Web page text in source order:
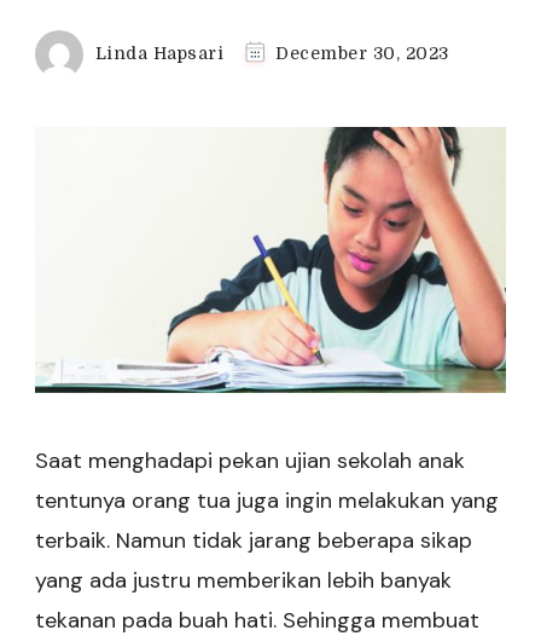
Linda Hapsari December 30, 2023
Saat menghadapi pekan ujian sekolah anak
tentunya orang tua juga ingin melakukan yang
terbaik. Namun tidak jarang beberapa sikap
yang ada justru memberikan lebih banyak
tekanan pada buah hati. Sehingga membuat